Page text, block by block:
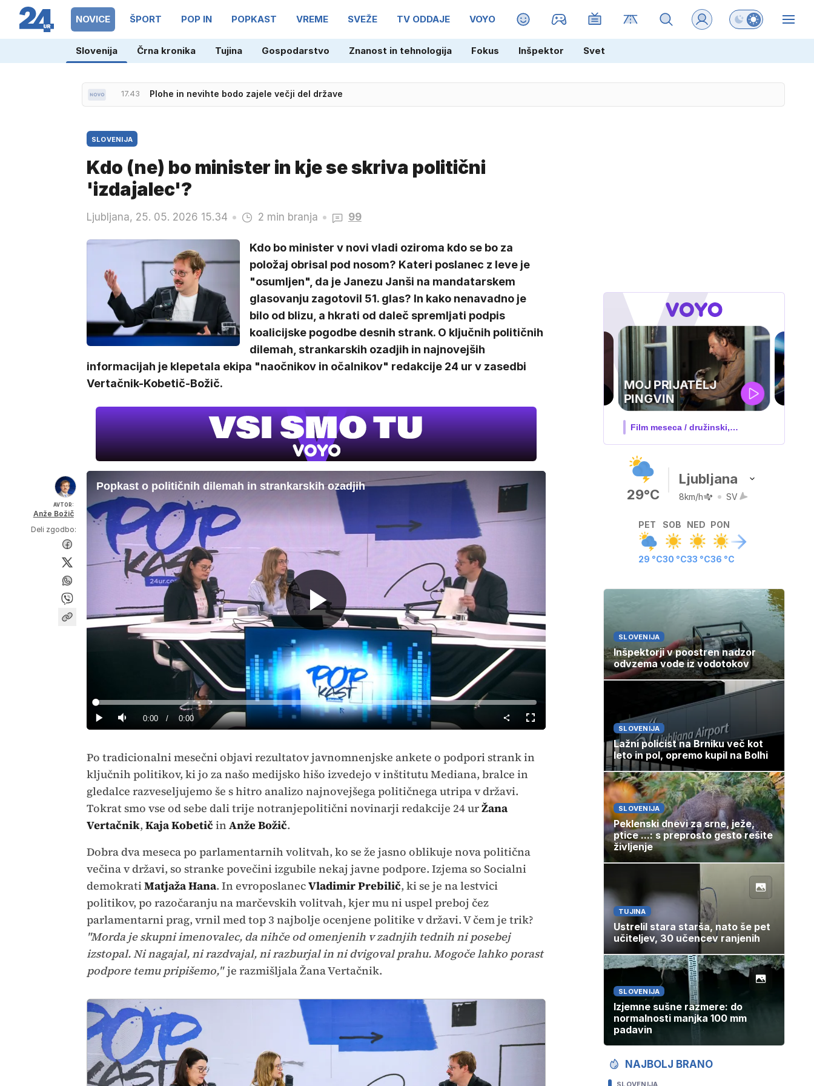
NOVICE ŠPORT POP IN POPKAST VREME SVEŽE TV ODDAJE VOYO MAGAZIN Preklopi barvni
Slovenija Črna kronika Tujina Gospodarstvo Znanost in tehnologija Fokus Inšpektor Svet
17.54 Po aretaciji zaradi umora izpuščen, na prostosti nato ubil še eno žensko
SLOVENIJA
Kdo (ne) bo minister in kje se skriva politični
'izdajalec'?
Ljubljana, 25. 05. 2026 15.34 2 min branja 99
Kdo bo minister v novi vladi oziroma kdo se bo za
položaj obrisal pod nosom? Kateri poslanec z leve je
"osumljen", da je Janezu Janši na mandatarskem
glasovanju zagotovil 51. glas? In kako nenavadno je
bilo od blizu, a hkrati od daleč spremljati podpis
koalicijske pogodbe desnih strank. O ključnih političnih
dilemah, strankarskih ozadjih in najnovejših
informacijah je klepetala ekipa "naočnikov in očalnikov" redakcije 24 ur v zasedbi
Vertačnik-Kobetič-Božič.
AVTOR:
Anže Božič
Deli zgodbo:
Popkast o političnih dilemah in strankarskih ozadjih
Predvajaj
PredvajajTiho Current
0:00 / Duration
0:00
Loaded:
0%
Celozaslonski
način
Po tradicionalni mesečni objavi rezultatov javnomnenjske ankete o podpori strank in
ključnih politikov, ki jo za našo medijsko hišo izvedejo v inštitutu Mediana, bralce in
gledalce razveseljujemo še s hitro analizo najnovejšega političnega utripa v državi.
Tokrat smo vse od sebe dali trije notranjepolitični novinarji redakcije 24 urŽana
Vertačnik, Kaja Kobetič inAnže Božič.
Dobra dva meseca po parlamentarnih volitvah, ko se že jasno oblikuje nova politična
večina v državi, so stranke povečini izgubile nekaj javne podpore. Izjema so Socialni
demokratiMatjaža Hana. In evroposlanecVladimir Prebilič, ki se je na lestvici
politikov, po razočaranju na marčevskih volitvah, kjer mu ni uspel preboj čez
parlamentarni prag, vrnil med top 3 najbolje ocenjene politike v državi. V čem je trik?
"Morda je skupni imenovalec, da nihče od omenjenih v zadnjih tednih ni posebej
izstopal. Ni nagajal, ni razdvajal, ni razburjal in ni dvigoval prahu. Mogoče lahko porast
podpore temu pripišemo,"je razmišljala Žana Vertačnik.
UEFA
SUPERPOKAL
V živo na VOYO: sreda ob 20.30
29°C
Ljubljana
8km/h SV
PET
29 °C
SOB
30 °C
NED
33 °C
PON
36 °C
SLOVENIJA
Inšpektorji v poostren nadzor
odvzema vode iz vodotokov
SLOVENIJA
Lažni policist na Brniku več kot
leto in pol, opremo kupil na Bolhi
SLOVENIJA
Peklenski dnevi za srne, ježe,
ptice ...: s preprosto gesto rešite
življenje
TUJINA
Ustrelil stara starša, nato še pet
učiteljev, 30 učencev ranjenih
SLOVENIJA
Izjemne sušne razmere: do
normalnosti manjka 100 mm
padavin
NAJBOLJ BRANO